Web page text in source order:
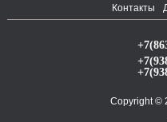
Контакты
Copyright ©